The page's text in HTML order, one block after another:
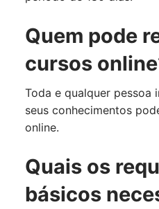
Quem pode
cursos
Toda e qualquer pessoa
seus conhecimentos
online.
Quais os
básicos